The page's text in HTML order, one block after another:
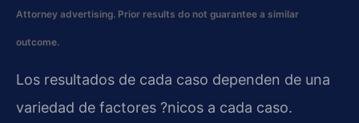
Attorney advertising. Prior results do not guarantee a similar
outcome.
Los resultados de cada caso dependen de una
variedad de factores ?nicos a cada caso.